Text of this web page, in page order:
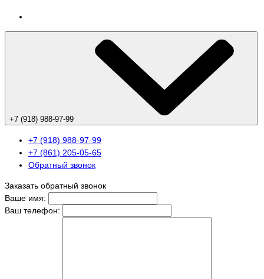
+7 (918) 988-97-99
+7 (918) 988-97-99
+7 (861) 205-05-65
Обратный звонок
Заказать обратный звонок
Ваше имя:
Ваш телефон: